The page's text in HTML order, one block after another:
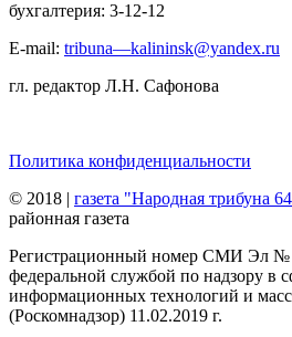
бухгалтерия: 3-12-12
E-mail: tribuna—kalininsk@yandex.ru
гл. редактор Л.Н. Сафонова
Политика конфиденциальности
© 2018 | газета "Народная трибуна
районная газета
Регистрационный номер СМИ Эл №
федеральной службой по надзору в
информационных технологий и
(Роскомнадзор) 11.02.2019 г.